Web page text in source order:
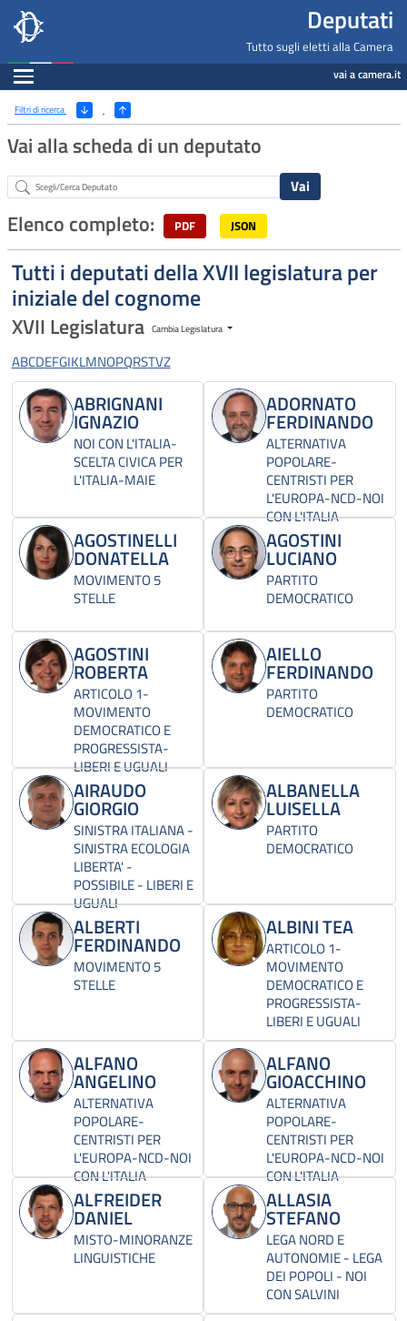
Deputati, Camera dei Deputati -
Salta al contenuto principale
Salta al menu di navigazione Deputati
Tutto sugli eletti alla Camera
Espandi vai a camera.it
Ricerca
Filtri di ricerca (Apri/Chiudi filtri)
Vai alla scheda di un deputato
Abstract
Elenco completo: PDF JSON
Tutti i deputati della XVII legislatura per
iniziale del cognome
XVII Legislatura Cambia Legislatura
ABCDEFGIKLMNOPQRSTVZ
ABRIGNANI
IGNAZIO
NOI CON L'ITALIA-
SCELTA CIVICA PER
L'ITALIA-MAIE
ADORNATO
FERDINANDO
ALTERNATIVA
POPOLARE-
CENTRISTI PER
L'EUROPA-NCD-NOI
CON L'ITALIA
AGOSTINELLI
DONATELLA
MOVIMENTO 5
STELLE
AGOSTINI
LUCIANO
PARTITO
DEMOCRATICO
AGOSTINI
ROBERTA
ARTICOLO 1-
MOVIMENTO
DEMOCRATICO E
PROGRESSISTA-
LIBERI E UGUALI
AIELLO
FERDINANDO
PARTITO
DEMOCRATICO
AIRAUDO
GIORGIO
SINISTRA ITALIANA -
SINISTRA ECOLOGIA
LIBERTA' -
POSSIBILE - LIBERI E
UGUALI
ALBANELLA
LUISELLA
PARTITO
DEMOCRATICO
ALBERTI
FERDINANDO
MOVIMENTO 5
STELLE
ALBINI TEA
ARTICOLO 1-
MOVIMENTO
DEMOCRATICO E
PROGRESSISTA-
LIBERI E UGUALI
ALFANO
ANGELINO
ALTERNATIVA
POPOLARE-
CENTRISTI PER
L'EUROPA-NCD-NOI
CON L'ITALIA
ALFANO
GIOACCHINO
ALTERNATIVA
POPOLARE-
CENTRISTI PER
L'EUROPA-NCD-NOI
CON L'ITALIA
ALFREIDER
DANIEL
MISTO-MINORANZE
LINGUISTICHE
ALLASIA
STEFANO
LEGA NORD E
AUTONOMIE - LEGA
DEI POPOLI - NOI
CON SALVINI
Navigazione pagine di servizio
Fine pagina
Salta al contenuto principale
Salta al menu di navigazione
Vai a inizio pagina